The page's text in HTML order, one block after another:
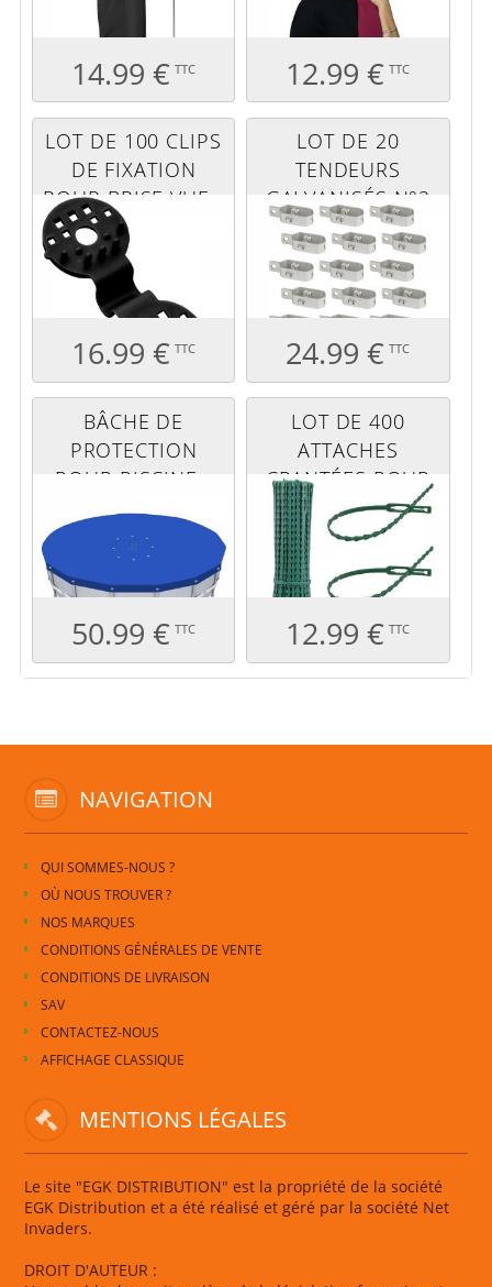
14.99 € TTC 12.99 € TTC
LOT DE 100 CLIPS
DE FIXATION
POUR BRISE VUE -
NOIR
16.99 € TTC
LOT DE 20
TENDEURS
GALVANISÉS N°2
24.99 € TTC
BÂCHE DE
PROTECTION
POUR PISCINE -
RONDE - 4,57 M -
BLEU ET GRIS
50.99 € TTC
LOT DE 400
ATTACHES
CRANTÉES POUR
PLANTES - 17 CM -
VERT
12.99 € TTC
NAVIGATION
QUI SOMMES-NOUS ?
OÙ NOUS TROUVER ?
NOS MARQUES
CONDITIONS GÉNÉRALES DE VENTE
CONDITIONS DE LIVRAISON
SAV
CONTACTEZ-NOUS
AFFICHAGE CLASSIQUE
MENTIONS LÉGALES
Le site "EGK DISTRIBUTION" est la propriété de la société
EGK Distribution et a été réalisé et géré par la société Net
Invaders.
DROIT D'AUTEUR :